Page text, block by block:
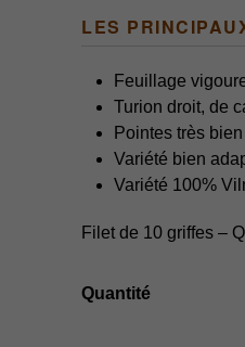
LES
Feuillage
Turion droit, de
Pointes très
Variété bien
Variété 100%
Filet de 10 griffes –